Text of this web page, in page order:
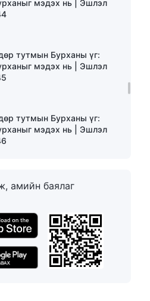
мэдэх нь | Эшлэл
тутмын Бурханы үг:
мэдэх нь | Эшлэл
тутмын Бурханы үг:
мэдэх нь | Эшлэл
тутмын Бурханы үг:
мэдэх нь | Эшлэл
тутмын Бурханы үг:
мэдэх нь | Эшлэл
амийн баялаг